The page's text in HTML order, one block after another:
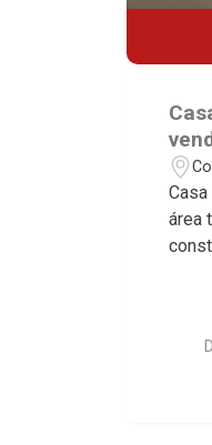
área